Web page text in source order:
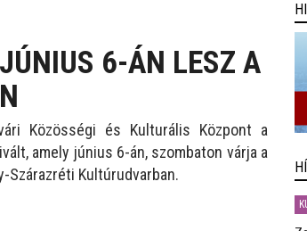
6-ÁN LESZ A
Közösségi és Kulturális Központ a
amely június 6-án, szombaton várja a
Szárazréti Kultúrudvarban.